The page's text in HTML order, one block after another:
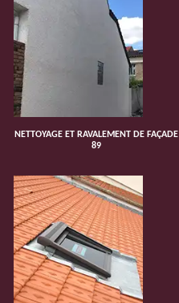
NETTOYAGE ET RAVALEMENT DE FAÇADE
89